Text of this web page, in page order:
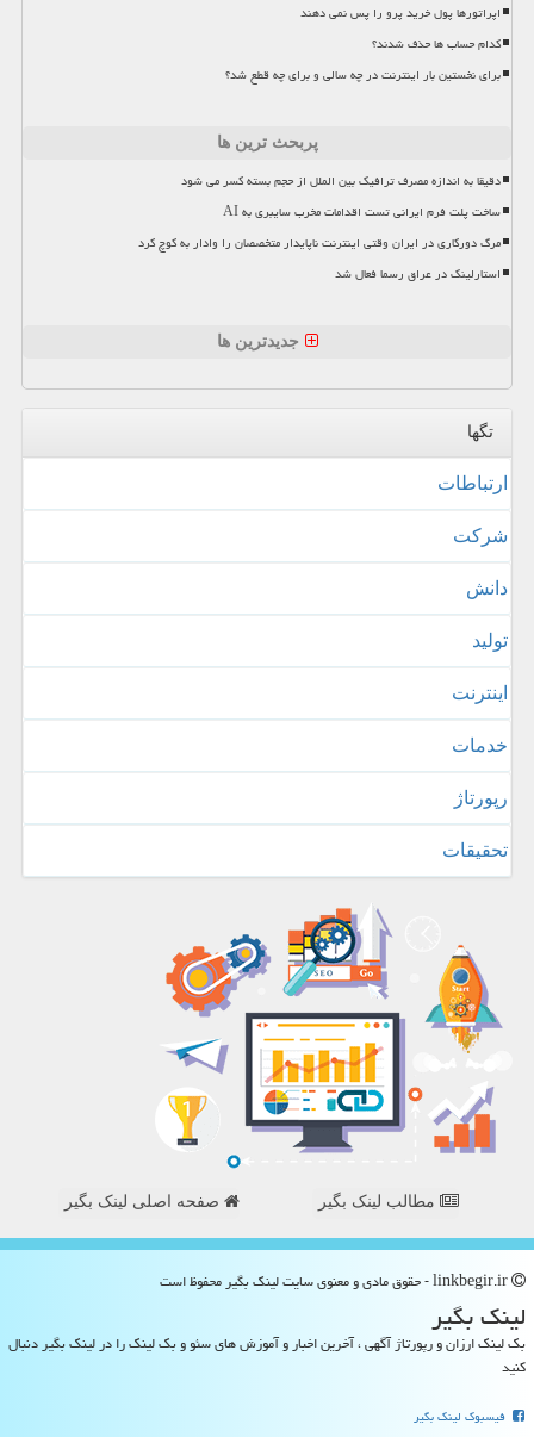
اپراتورها پول خرید پرو را پس نمی دهند
کدام حساب ها حذف شدند؟
برای نخستین بار اینترنت در چه سالی و برای چه قطع شد؟
پربحث ترین ها
دقیقا به اندازه مصرف ترافیک بین الملل از حجم بسته کسر می شود
ساخت پلت فرم ایرانی تست اقدامات مخرب سایبری به AI
مرگ دورکاری در ایران وقتی اینترنت ناپایدار متخصصان را وادار به کوچ کرد
استارلینک در عراق رسما فعال شد
جدیدترین ها
تگها
ارتباطات
شركت
دانش
تولید
اینترنت
خدمات
رپورتاژ
تحقیقات
مطالب لینک بگیر صفحه اصلی لینک بگیر
لینك بگیر
بک لینک ارزان و رپورتاژ آگهی ، آخرین اخبار و آموزش های سئو و بک لینک را در لینک بگیر دنبال
کنید
فیسبوک لینک بگیر